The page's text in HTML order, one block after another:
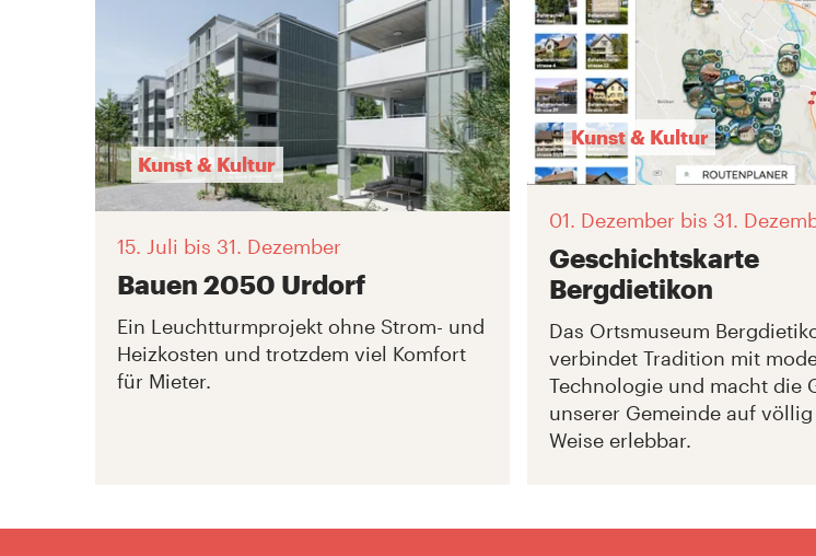
Kunst & Kultur
15. Juli bis 31. Dezember
Bauen 2050 Urdorf
Ein Leuchtturmprojekt ohne Strom- und
Heizkosten und trotzdem viel Komfort
für Mieter.
Kunst & Kultur
01. Dezember bis 31.
Geschichtskarte
Bergdietikon
Das Ortsmuseum
verbindet Tradition mit
Technologie und macht die
unserer Gemeinde auf
Weise erlebbar.